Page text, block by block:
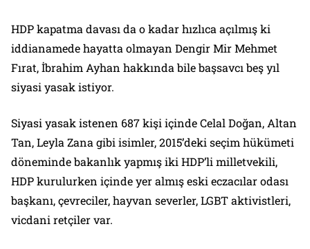
HDP kapatma davası da o kadar hızlıca açılmış ki
iddianamede hayatta olmayan Dengir Mir Mehmet
Fırat, İbrahim Ayhan hakkında bile başsavcı beş yıl
siyasi yasak istiyor.
Siyasi yasak istenen 687 kişi içinde Celal Doğan, Altan
Tan, Leyla Zana gibi isimler, 2015’deki seçim hükümeti
döneminde bakanlık yapmış iki HDP’li milletvekili,
HDP kurulurken içinde yer almış eski eczacılar odası
başkanı, çevreciler, hayvan severler, LGBT aktivistleri,
vicdani retçiler var.